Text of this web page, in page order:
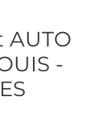
AUTO
-